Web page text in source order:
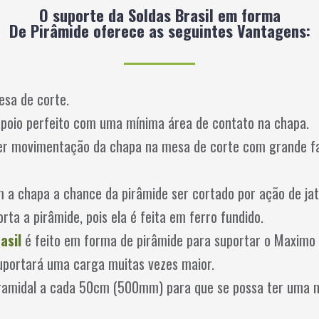
O suporte da Soldas Brasil em forma
De Pirâmide oferece as seguintes Vantagens:
de corte.
perfeito com uma mínima área de contato na chapa.
movimentação da chapa na mesa de corte com grande
chapa a chance da pirâmide ser cortado por ação de
a pirâmide, pois ela é feita em ferro fundido.
é feito em forma de pirâmide para suportar o
uma carga muitas vezes maior.
a cada 50cm (500mm) para que se possa ter